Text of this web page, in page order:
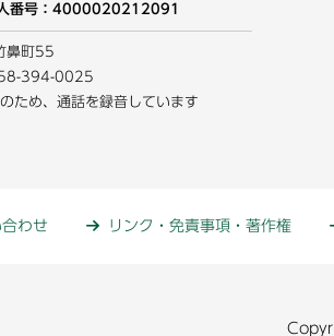
番号：4000020212091
鼻町55
394-0025
ため、通話を録音しています
わせ リンク・免責事項・著作権